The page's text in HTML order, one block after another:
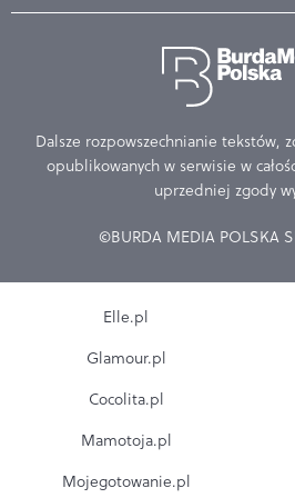
Dalsze rozpowszechnianie tekstów,
opublikowanych w serwisie w
uprzedniej zgody
©BURDA MEDIA POLSKA
Elle.pl
Glamour.pl
Cocolita.pl
Mamotoja.pl
Mojegotowanie.pl